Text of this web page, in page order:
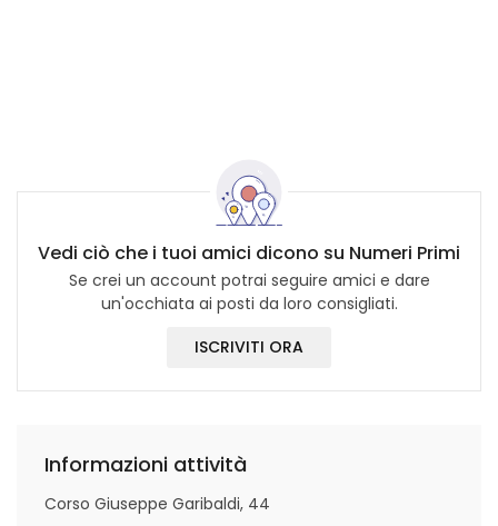
Vedi ciò che i tuoi amici dicono su Numeri Primi
Se crei un account potrai seguire amici e dare
un'occhiata ai posti da loro consigliati.
ISCRIVITI ORA
Informazioni attività
Corso Giuseppe Garibaldi, 44